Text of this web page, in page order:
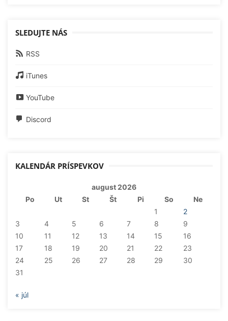
SLEDUJTE NÁS
RSS
iTunes
YouTube
Discord
KALENDÁR PRÍSPEVKOV
august 2026
Po
Ut St Št Pi So
Ne
1
2
3
4 5 6 7 8
9
10
11 12 13 14 15
16
17
18 19 20 21 22
23
24
25 26 27 28 29
30
31
« júl